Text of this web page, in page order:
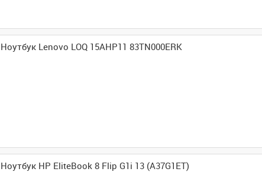
Ноутбук Lenovo LOQ 15AHP11 83TN000ERK
Ноутбук HP EliteBook 8 Flip G1i 13 (A37G1ET)